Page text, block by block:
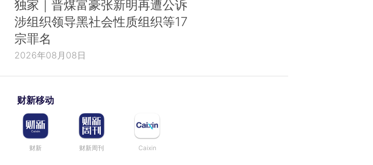
独家｜晋煤富豪张新明再遭公诉
涉组织领导黑社会性质组织等17
宗罪名
2026年08月08日
财新移动
财新 财新周刊 Caixin